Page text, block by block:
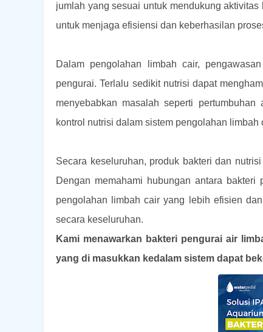
jumlah yang sesuai untuk mendukung
untuk menjaga efisiensi dan keberhasilan
Dalam pengolahan limbah cair,
pengurai. Terlalu sedikit nutrisi dapat
menyebabkan masalah seperti
kontrol nutrisi dalam sistem pengolahan
Secara keseluruhan, produk bakteri dan
Dengan memahami hubungan antara
pengolahan limbah cair yang lebih efisien
secara keseluruhan.
Kami menawarkan bakteri pengurai air
yang di masukkan kedalam sistem dapat